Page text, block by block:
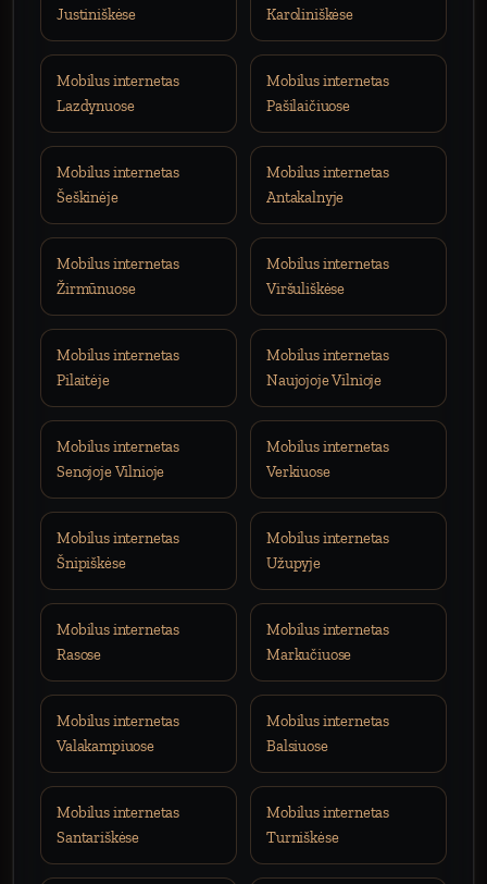
Justiniškėse
Karoliniškėse
Mobilus internetas
Lazdynuose
Mobilus internetas
Pašilaičiuose
Mobilus internetas
Šeškinėje
Mobilus internetas
Antakalnyje
Mobilus internetas
Žirmūnuose
Mobilus internetas
Viršuliškėse
Mobilus internetas
Pilaitėje
Mobilus internetas
Naujojoje Vilnioje
Mobilus internetas
Senojoje Vilnioje
Mobilus internetas
Verkiuose
Mobilus internetas
Šnipiškėse
Mobilus internetas
Užupyje
Mobilus internetas
Rasose
Mobilus internetas
Markučiuose
Mobilus internetas
Valakampiuose
Mobilus internetas
Balsiuose
Mobilus internetas
Santariškėse
Mobilus internetas
Turniškėse